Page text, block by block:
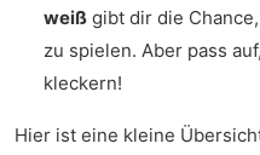
weiß gibt dir die
zu spielen. Aber pass
kleckern!
Hier ist eine kleine